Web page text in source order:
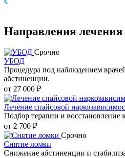
Направления лечения
Срочно
УБОД
Процедура под наблюдением
абстиненции.
от 27 000 ₽
Лечение спайсовой
Подбор терапии и
от 2 700 ₽
Срочно
Снятие ломки
Снижение абстиненции и